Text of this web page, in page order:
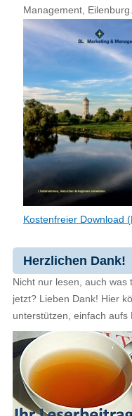
Management, Eilenburg.
Kostenfreier Download
Herzlichen Dank!
Nicht nur lesen, auch was
jetzt? Lieben Dank! Hier
unterstützen, einfach aufs